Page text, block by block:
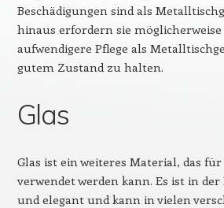
Beschädigungen sind als
hinaus erfordern sie möglicherweise
aufwendigere Pflege als
gutem Zustand zu halten.
Glas
Glas ist ein weiteres Material, das
verwendet werden kann. Es ist in
und elegant und kann in vielen